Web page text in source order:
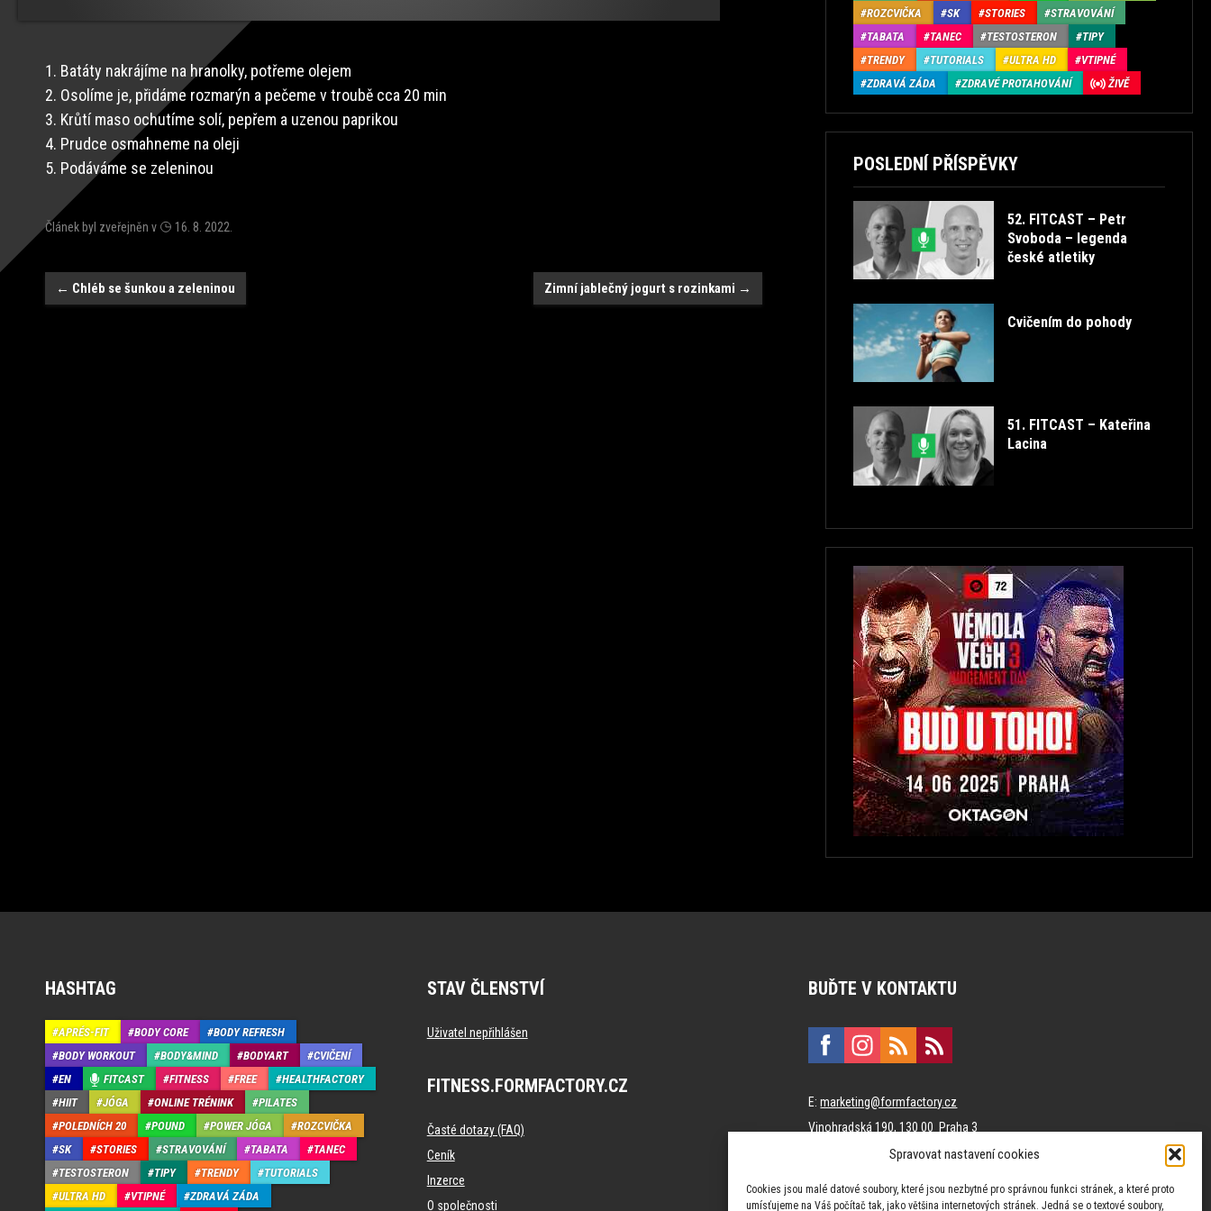
Spravovat nastavení cookies
Cookies jsou malé datové soubory, které jsou nezbytné pro správnou funkci stránek, a které proto
umísťujeme na Váš počítač tak, jako většina internetových stránek. Jedná se o textové soubory,
1. Batáty nakrájíme na hranolky, potřeme olejem
2. Osolíme je, přidáme rozmarýn a pečeme v troubě cca 20 min
3. Krůtí maso ochutíme solí, pepřem a uzenou paprikou
4. Prudce osmahneme na oleji
5. Podáváme se zeleninou
Článek byl zveřejněn v 16. 8. 2022
Navigace
← Chléb se šunkou a zeleninou Zimní jablečný jogurt s rozinkami →
ROZCVIČKA
SK STORIES
STRAVOVÁNÍ
TABATA
TANEC TESTOSTERON
TIPY
TRENDY
TUTORIALS ULTRA HD
VTIPNÉ
ZDRAVÁ ZÁDA
ZDRAVÉ PROTAHOVÁNÍ ŽIVĚ
POSLEDNÍ PŘÍSPĚVKY
52. FITCAST – Petr
Svoboda – legenda
české atletiky
Cvičením do pohody
51. FITCAST – Kateřina
Lacina
HASHTAG
APRÉS-FIT BODY CORE
BODY REFRESH
BODY WORKOUT
BODY&MIND BODYART
CVIČENÍ
EN
FITCAST FITNESS FREE
HEALTHFACTORY
HIIT
JÓGA ONLINE TRÉNINK
PILATES
POLEDNÍCH 20
POUND POWER JÓGA
ROZCVIČKA
SK
STORIES STRAVOVÁNÍ TABATA
TANEC
TESTOSTERON
TIPY TRENDY
TUTORIALS
ULTRA HD
VTIPNÉ ZDRAVÁ ZÁDA
STAV ČLENSTVÍ
Uživatel nepřihlášen
FITNESS.FORMFACTORY.CZ
Časté dotazy (FAQ)
Ceník
Inzerce
O společnosti
BUĎTE V KONTAKTU
E:marketing@formfactory.cz
Vinohradská 190, 130 00 Praha 3